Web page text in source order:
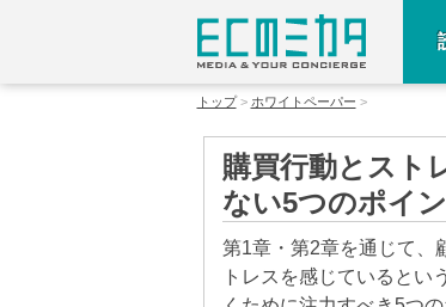
トップ ホワイトペーパー
購買行動とスト
ない5つのポイン
第1章・第2章を通じて、
トレスを感じているとい